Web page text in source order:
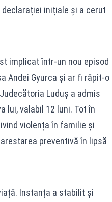
inițiale și a cerut
implicat într-un nou episod
Andei Gyurca și ar fi răpit-o
Luduș a admis
lui, valabil 12 luni. Tot în
violența în familie și
preventivă în lipsă
Instanța a stabilit și